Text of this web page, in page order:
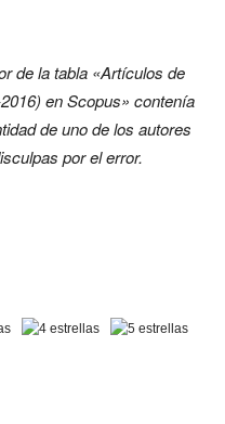
de la tabla «Artículos de
en Scopus» contenía
de uno de los autores
por el error.